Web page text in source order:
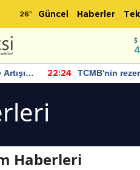
26° Güncel Haberler
22:24
TCMB'nin
momentum
Haberleri